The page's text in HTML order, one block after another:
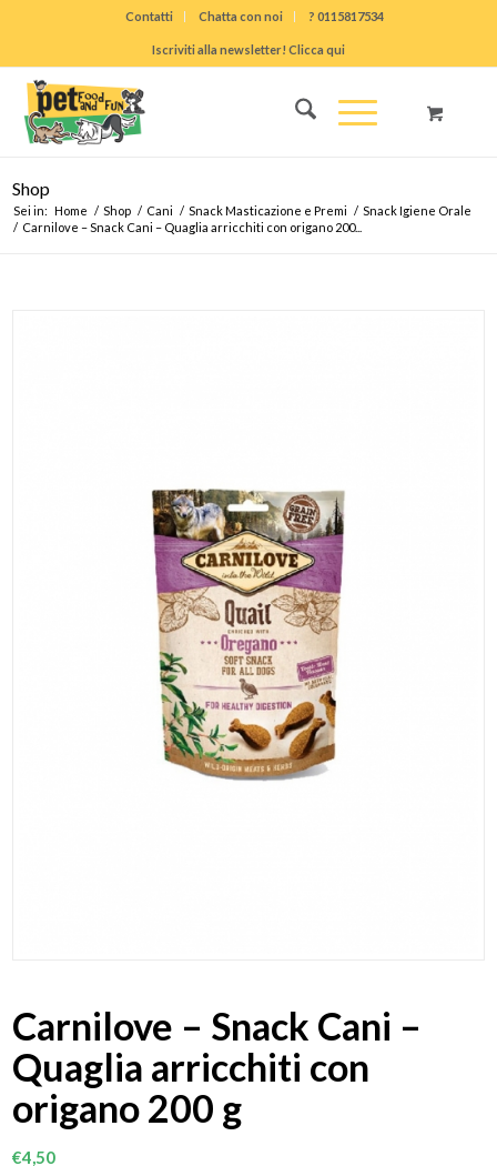
Contatti Chatta con noi ? 0115817534
Iscriviti alla newsletter! Clicca qui
Shop
Sei in: Home / Shop / Cani / Snack Masticazione e Premi / Snack Igiene Orale
/ Carnilove – Snack Cani – Quaglia arricchiti con origano 200...
Carnilove – Snack Cani –
Quaglia arricchiti con
origano 200 g
€4,50